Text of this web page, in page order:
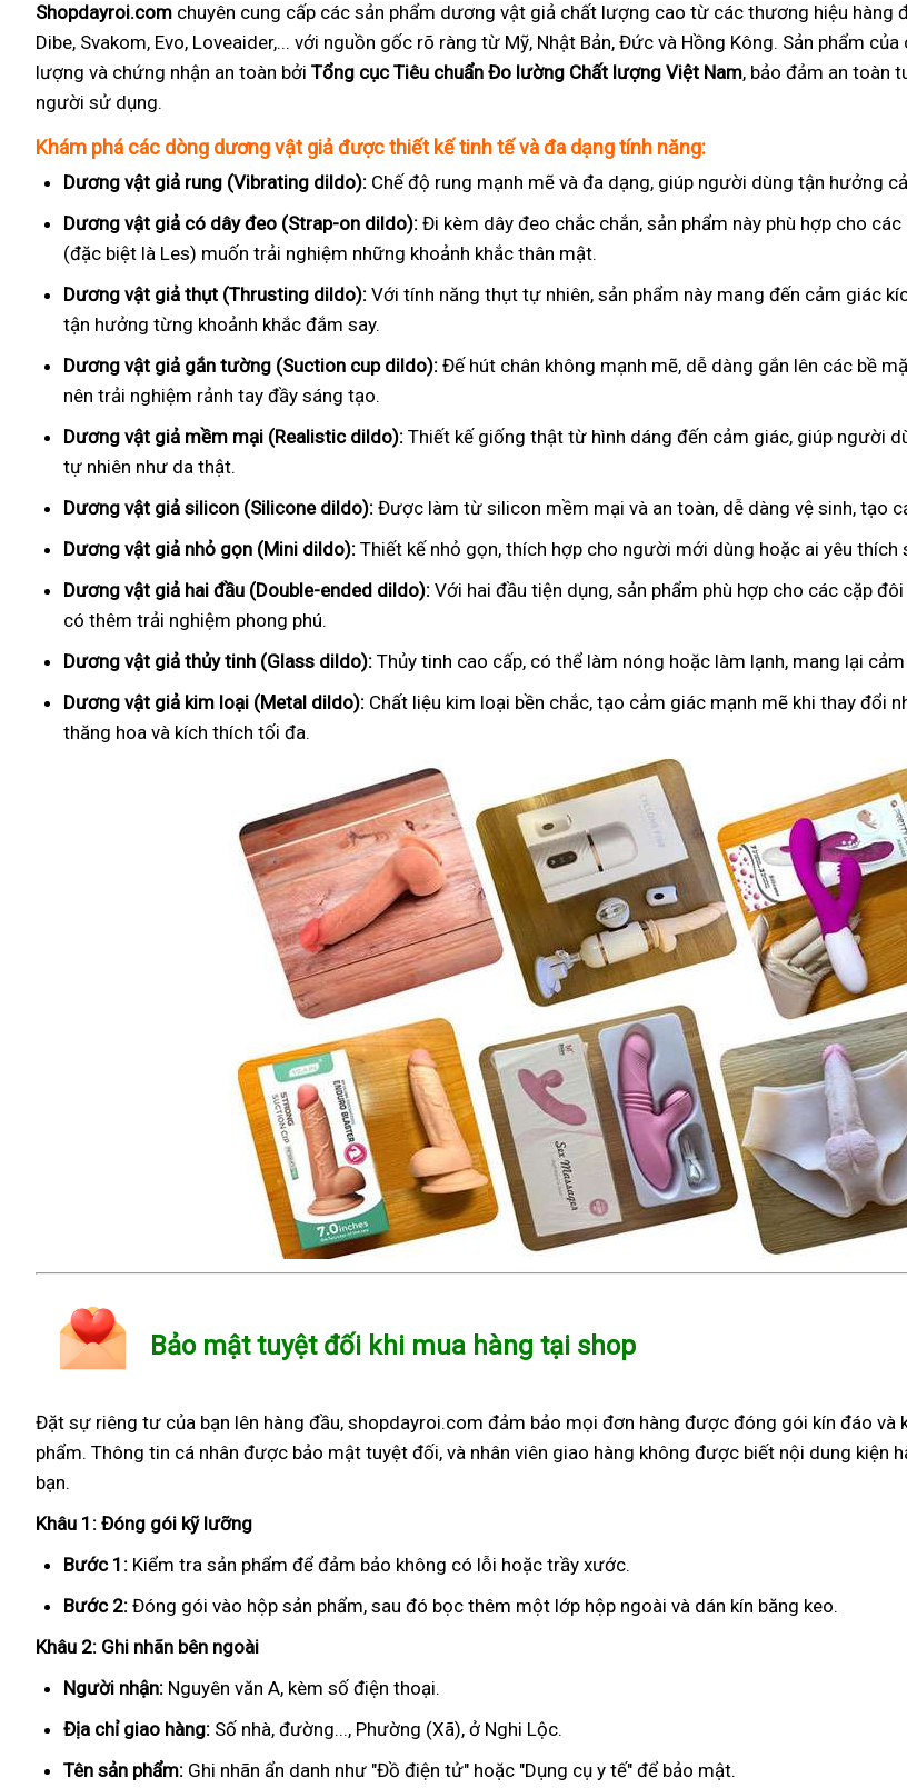
Shopdayroi.com chuyên cung cấp các sản phẩm dương vật giả chất lượng cao từ các thương hiệu hàng
Dibe, Svakom, Evo, Loveaider,... với nguồn gốc rõ ràng từ Mỹ, Nhật Bản, Đức và Hồng Kông. Sản phẩm
lượng và chứng nhận an toàn bởi Tổng cục Tiêu chuẩn Đo lường Chất lượng Việt Nam, bảo đảm an toàn
người sử dụng.
Khám phá các dòng dương vật giả được thiết kế tinh tế và đa dạng tính năng:
Dương vật giả rung (Vibrating dildo): Chế độ rung mạnh mẽ và đa dạng, giúp người dùng tận hưởng
Dương vật giả có dây đeo (Strap-on dildo): Đi kèm dây đeo chắc chắn, sản phẩm này phù hợp cho
(đặc biệt là Les) muốn trải nghiệm những khoảnh khắc thân mật.
Dương vật giả thụt (Thrusting dildo): Với tính năng thụt tự nhiên, sản phẩm này mang đến cảm giác
tận hưởng từng khoảnh khắc đắm say.
Dương vật giả gắn tường (Suction cup dildo): Đế hút chân không mạnh mẽ, dễ dàng gắn lên các bề
nên trải nghiệm rảnh tay đầy sáng tạo.
Dương vật giả mềm mại (Realistic dildo): Thiết kế giống thật từ hình dáng đến cảm giác, giúp người
tự nhiên như da thật.
Dương vật giả silicon (Silicone dildo): Được làm từ silicon mềm mại và an toàn, dễ dàng vệ sinh, tạo
Dương vật giả nhỏ gọn (Mini dildo): Thiết kế nhỏ gọn, thích hợp cho người mới dùng hoặc ai yêu thích
Dương vật giả hai đầu (Double-ended dildo): Với hai đầu tiện dụng, sản phẩm phù hợp cho các cặp
có thêm trải nghiệm phong phú.
Dương vật giả thủy tinh (Glass dildo): Thủy tinh cao cấp, có thể làm nóng hoặc làm lạnh, mang lại
Dương vật giả kim loại (Metal dildo): Chất liệu kim loại bền chắc, tạo cảm giác mạnh mẽ khi thay đổi
thăng hoa và kích thích tối đa.
Bảo mật tuyệt đối khi mua hàng tại shop
Đặt sự riêng tư của bạn lên hàng đầu, shopdayroi.com đảm bảo mọi đơn hàng được đóng gói kín đáo và
phẩm. Thông tin cá nhân được bảo mật tuyệt đối, và nhân viên giao hàng không được biết nội dung kiện
bạn.
Khâu 1: Đóng gói kỹ lưỡng
Bước 1: Kiểm tra sản phẩm để đảm bảo không có lỗi hoặc trầy xước.
Bước 2: Đóng gói vào hộp sản phẩm, sau đó bọc thêm một lớp hộp ngoài và dán kín băng keo.
Khâu 2: Ghi nhãn bên ngoài
Người nhận: Nguyên văn A, kèm số điện thoại.
Địa chỉ giao hàng: Số nhà, đường..., Phường (Xã), ở Nghi Lộc.
Tên sản phẩm: Ghi nhãn ẩn danh như "Đồ điện tử" hoặc "Dụng cụ y tế" để bảo mật.